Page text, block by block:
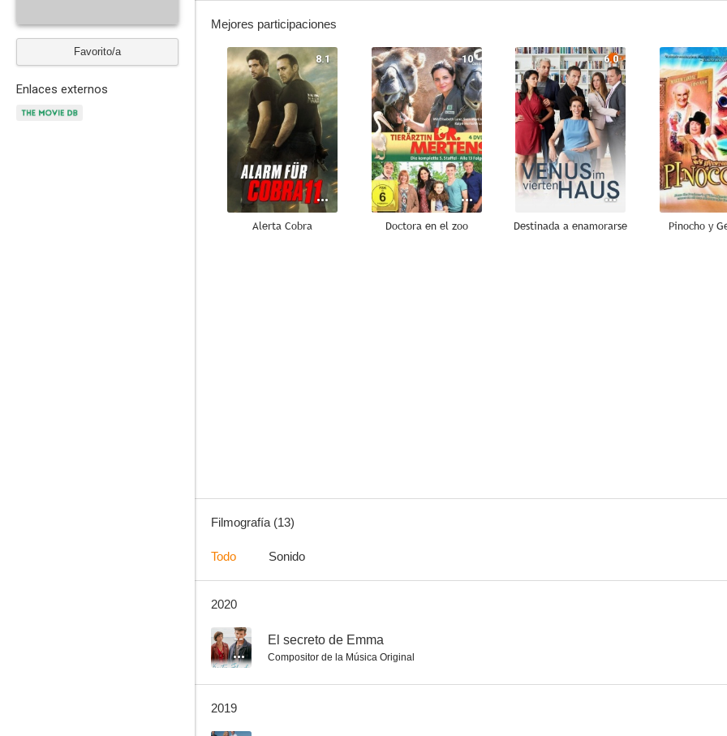
Favorito/a
Enlaces externos
Mejores participaciones
8.1
Alerta Cobra
10
Doctora en el zoo
6.0
Destinada a enamorarse Pinocho y
Filmografía (13)
Todo Sonido
2020
-- El secreto de Emma
Compositor de la Música Original
2019